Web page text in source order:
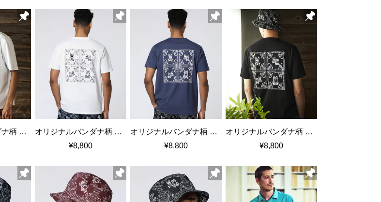
オリジナルバンダナ柄 リラックスポケットTシャツ
オリジナルバンダナ柄 バックプリントTシャツ
¥8,800
オリジナルバンダナ柄 バックプリントTシャツ
¥8,800
オリジナルバンダナ柄 バックプリントTシャツ
¥8,800